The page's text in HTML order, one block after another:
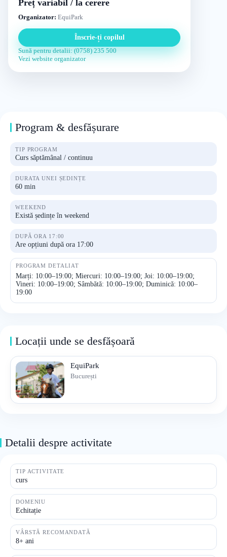
Preț variabil / la cerere
Organizator: EquiPark
Înscrie-ți copilul
Sună pentru detalii: (0758) 235 500
Vezi website organizator
Program & desfășurare
TIP PROGRAM
Curs săptămânal / continuu
DURATA UNEI ȘEDINȚE
60 min
WEEKEND
Există ședințe în weekend
DUPĂ ORA 17:00
Are opțiuni după ora 17:00
PROGRAM DETALIAT
Marți: 10:00–19:00; Miercuri: 10:00–19:00; Joi: 10:00–19:00;
Vineri: 10:00–19:00; Sâmbătă: 10:00–19:00; Duminică: 10:00–
19:00
Locații unde se desfășoară
EquiPark
București
Detalii despre activitate
TIP ACTIVITATE
curs
DOMENIU
Echitație
VÂRSTĂ RECOMANDATĂ
8+ ani